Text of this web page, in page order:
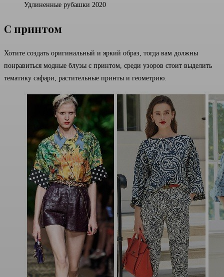
Удлиненные рубашки 2020
С принтом
Хотите создать оригинальный и яркий образ, тогда вам должны
понравиться модные блузы с принтом, среди узоров стоит выделить
тематику сафари, растительные принты и геометрию.